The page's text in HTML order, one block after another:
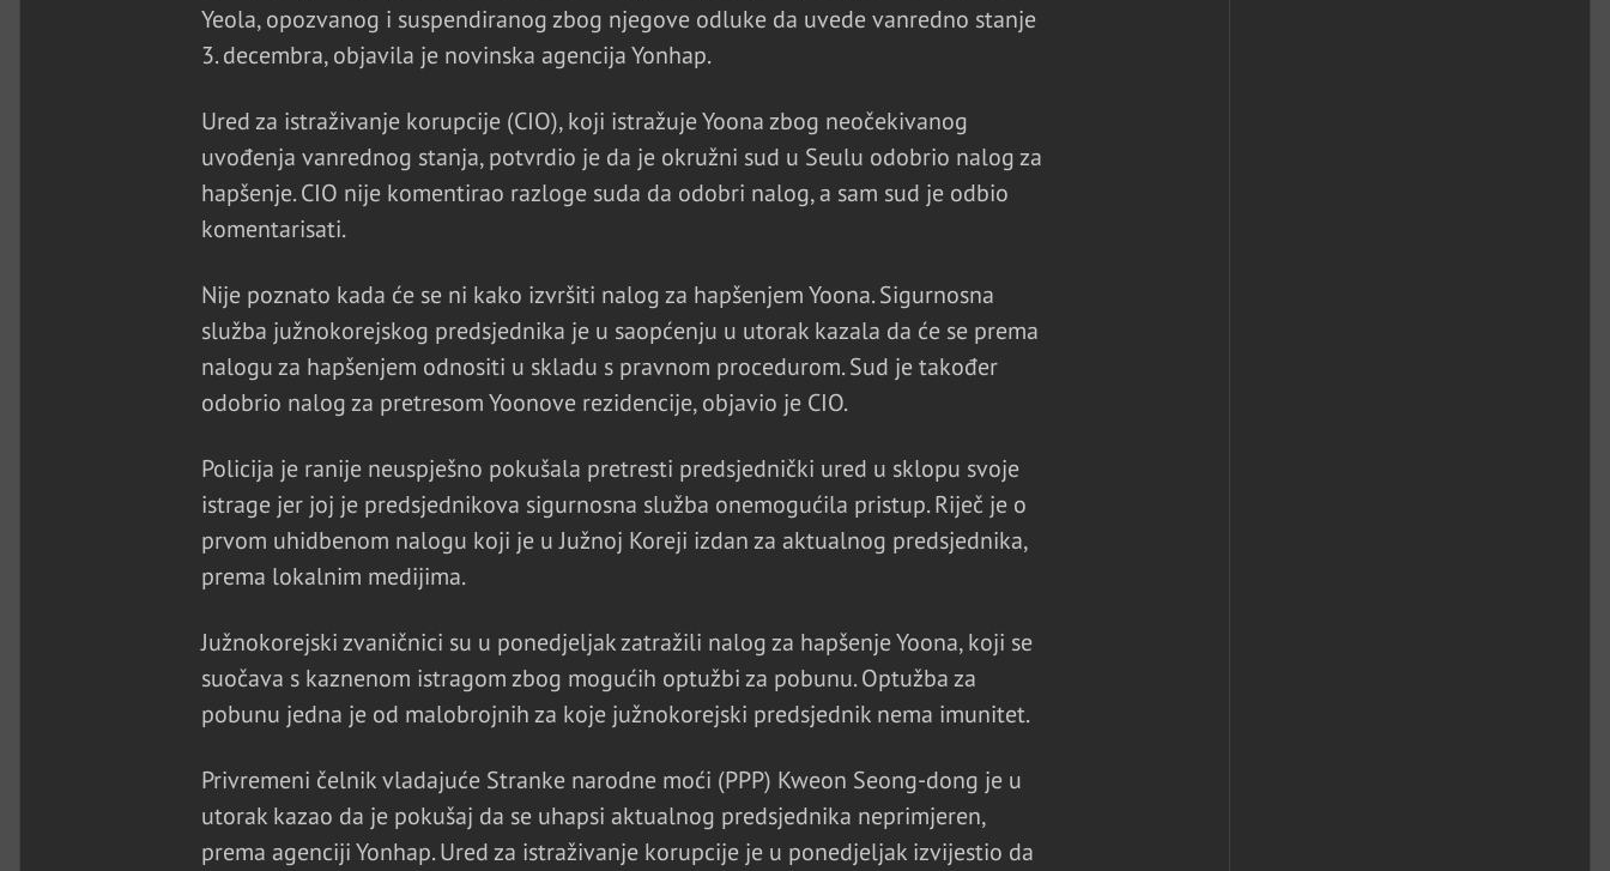
Yeola, opozvanog i suspendiranog zbog njegove odluke da uvede vanredno stanje
3. decembra, objavila je novinska agencija Yonhap.
Ured za istraživanje korupcije (CIO), koji istražuje Yoona zbog neočekivanog
uvođenja vanrednog stanja, potvrdio je da je okružni sud u Seulu odobrio nalog za
hapšenje. CIO nije komentirao razloge suda da odobri nalog, a sam sud je odbio
komentarisati.
Nije poznato kada će se ni kako izvršiti nalog za hapšenjem Yoona. Sigurnosna
služba južnokorejskog predsjednika je u saopćenju u utorak kazala da će se prema
nalogu za hapšenjem odnositi u skladu s pravnom procedurom. Sud je također
odobrio nalog za pretresom Yoonove rezidencije, objavio je CIO.
Policija je ranije neuspješno pokušala pretresti predsjednički ured u sklopu svoje
istrage jer joj je predsjednikova sigurnosna služba onemogućila pristup. Riječ je o
prvom uhidbenom nalogu koji je u Južnoj Koreji izdan za aktualnog predsjednika,
prema lokalnim medijima.
Južnokorejski zvaničnici su u ponedjeljak zatražili nalog za hapšenje Yoona, koji se
suočava s kaznenom istragom zbog mogućih optužbi za pobunu. Optužba za
pobunu jedna je od malobrojnih za koje južnokorejski predsjednik nema imunitet.
Privremeni čelnik vladajuće Stranke narodne moći (PPP) Kweon Seong-dong je u
utorak kazao da je pokušaj da se uhapsi aktualnog predsjednika neprimjeren,
prema agenciji Yonhap. Ured za istraživanje korupcije je u ponedjeljak izvijestio da